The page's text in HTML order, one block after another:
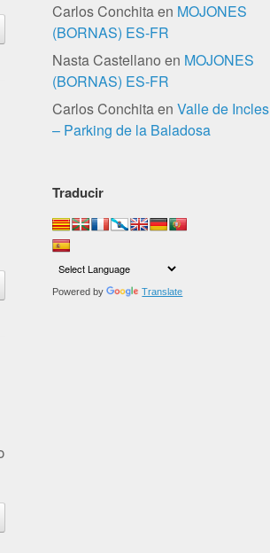
Carlos Conchitaen MOJONES
(BORNAS) ES-FR
Nasta Castellano en MOJONES
(BORNAS) ES-FR
Carlos ConchitaenValle de Incles
– Parking de la Baladosa
Traducir
Powered by Translate